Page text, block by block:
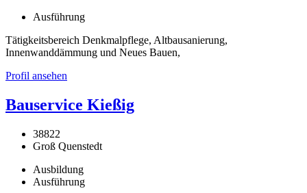
Ausführung
Tätigkeitsbereich Denkmalpflege, Altbausanierung,
Innenwanddämmung und Neues Bauen,
Profil ansehen
Bauservice Kießig
38822
Groß Quenstedt
Ausbildung
Ausführung